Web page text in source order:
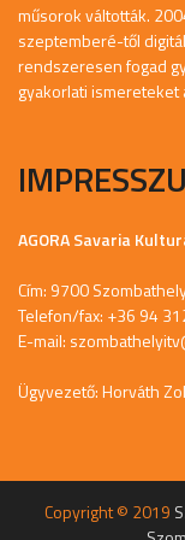
műsorok váltották.
szeptemberé-től
rendszeresen fogad
gyakorlati ismereteket
AGORA Savaria
Cím: 9700
Telefon/fax: +36 94
E-mail:
Ügyvezető: Horváth
Copyright © 2019